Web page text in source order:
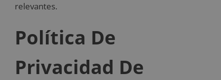
relevantes.
Política De
Privacidad De